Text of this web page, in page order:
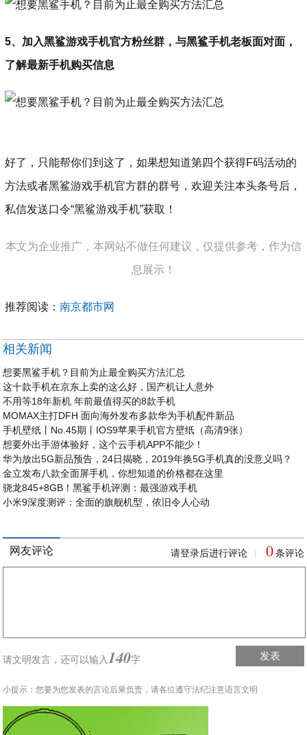
5、加入黑鲨游戏手机官方粉丝群，与黑鲨手机老板面对面，
了解最新手机购买信息
好了，只能帮你们到这了，如果想知道第四个获得F码活动的
方法或者黑鲨游戏手机官方群的群号，欢迎关注本头条号后，
私信发送口令“黑鲨游戏手机”获取！
本文为企业推广，本网站不做任何建议，仅提供参考，作为信
息展示！
推荐阅读：南京都市网
相关新闻
想要黑鲨手机？目前为止最全购买方法汇总
这十款手机在京东上卖的这么好，国产机让人意外
不用等18年新机 年前最值得买的8款手机
MOMAX主打DFH 面向海外发布多款华为手机配件新品
手机壁纸丨No.45期丨IOS9苹果手机官方壁纸（高清9张）
想要外出手游体验好，这个云手机APP不能少！
华为放出5G新品预告，24日揭晓，2019年换5G手机真的没意义吗？
金立发布八款全面屏手机，你想知道的价格都在这里
骁龙845+8GB！黑鲨手机评测：最强游戏手机
小米9深度测评：全面的旗舰机型，依旧令人心动
网友评论 请登录后进行评论 0 条评论
请文明发言，还可以输入 140字 发表
小提示：您要为您发表的言论后果负责，请各位遵守法纪注意语言文明